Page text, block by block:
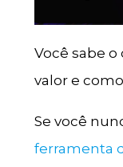
Você sabe
valor e
Se você
ferramenta